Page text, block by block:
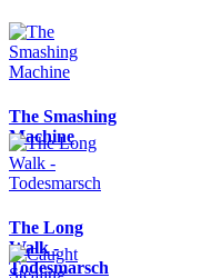
The Smashing
Machine
The Long
Walk -
Todesmarsch